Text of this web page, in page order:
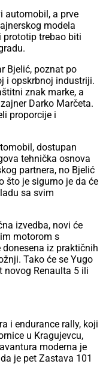
automobil, a prve
modela
prototip trebao biti
Bjelić, poznat po
i opskrbnoj industriji.
znak marke, a
Darko Marčeta.
proporcije i
dostupan
tehnička osnova
partnera, no Bjelić
što je sigurno je da će
sa svim
izvedba, novi će
motorom s
iz praktičnih
Tako će se Yugo
novog Renaulta 5 ili
i endurance rally, koji
u Kragujevcu,
moderna je
je pet Zastava 101